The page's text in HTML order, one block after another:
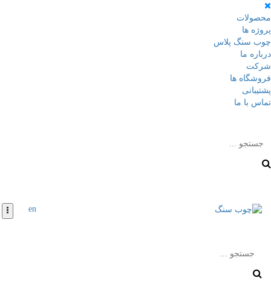
محصولات
پروژه ها
چوب سنگ پلاس
درباره ما
شرکت
فروشگاه ها
پشتیبانی
تماس با ما
en